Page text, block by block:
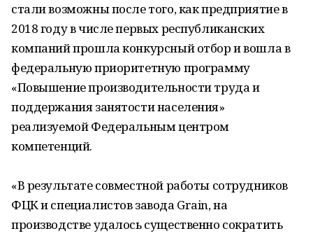
стали возможны после того, как предприятие в
2018 году в числе первых республиканских
компаний прошла конкурсный отбор и вошла в
федеральную приоритетную программу
«Повышение производительности труда и
поддержания занятости населения»
реализуемой Федеральным центром
компетенций.
«В результате совместной работы сотрудников
ФЦК и специалистов завода Grain, на
производстве удалось существенно сократить